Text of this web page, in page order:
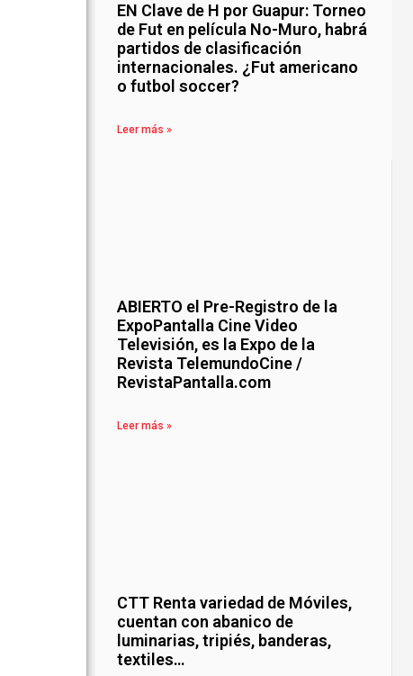
EN Clave de H por Guapur: Torneo
de Fut en película No-Muro, habrá
partidos de clasificación
internacionales. ¿Fut americano
o futbol soccer?
Leer más »
ABIERTO el Pre-Registro de la
ExpoPantalla Cine Video
Televisión, es la Expo de la
Revista TelemundoCine /
RevistaPantalla.com
Leer más »
CTT Renta variedad de Móviles,
cuentan con abanico de
luminarias, tripiés, banderas,
textiles…